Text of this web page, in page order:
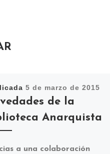
5 de marzo de 2015
de la
Anarquista
a una colaboración